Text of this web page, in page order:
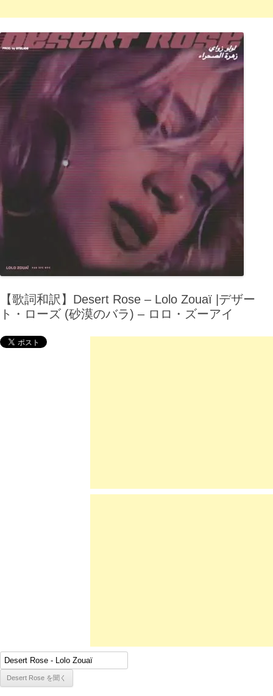
【歌詞和訳】Desert Rose – Lolo Zouaï |デザー
ト・ローズ (砂漠のバラ) – ロロ・ズーアイ